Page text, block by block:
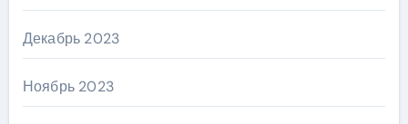
Декабрь 2023
Ноябрь 2023